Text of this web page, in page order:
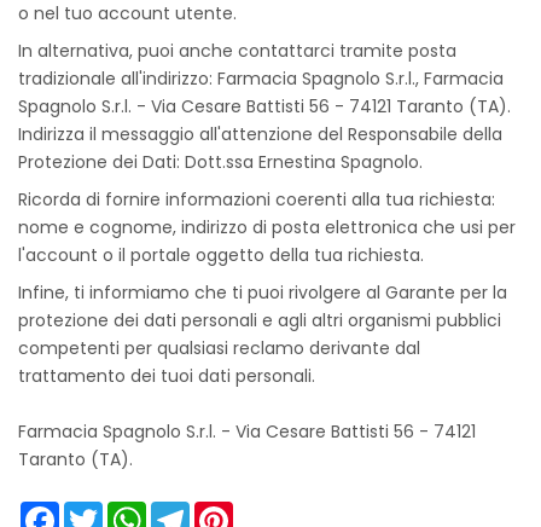
o nel tuo account utente.
In alternativa, puoi anche contattarci tramite posta
tradizionale all'indirizzo: Farmacia Spagnolo S.r.l., Farmacia
Spagnolo S.r.l. - Via Cesare Battisti 56 - 74121 Taranto (TA).
Indirizza il messaggio all'attenzione del Responsabile della
Protezione dei Dati: Dott.ssa Ernestina Spagnolo.
Ricorda di fornire informazioni coerenti alla tua richiesta:
nome e cognome, indirizzo di posta elettronica che usi per
l'account o il portale oggetto della tua richiesta.
Infine, ti informiamo che ti puoi rivolgere al Garante per la
protezione dei dati personali e agli altri organismi pubblici
competenti per qualsiasi reclamo derivante dal
trattamento dei tuoi dati personali.
Farmacia Spagnolo S.r.l. - Via Cesare Battisti 56 - 74121
Taranto (TA).
Facebook
TwitterWhatsApp
Telegram